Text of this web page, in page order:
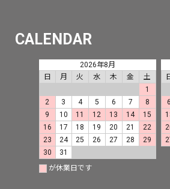
CALENDAR
2026年8月
日
月 火 水 木 金
土
1
2
3 4 5 6 7
8
9
10 11 12 13 14
15
16
17 18 19 20 21
22
23
24 25 26 27 28
29
30
31
6
が休業日です